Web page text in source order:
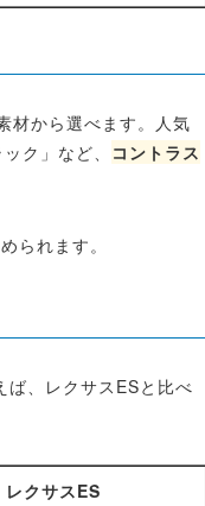
材から選べます。人気
ク」など、 コントラス
られます。
ば、レクサスESと比べ
レクサスES